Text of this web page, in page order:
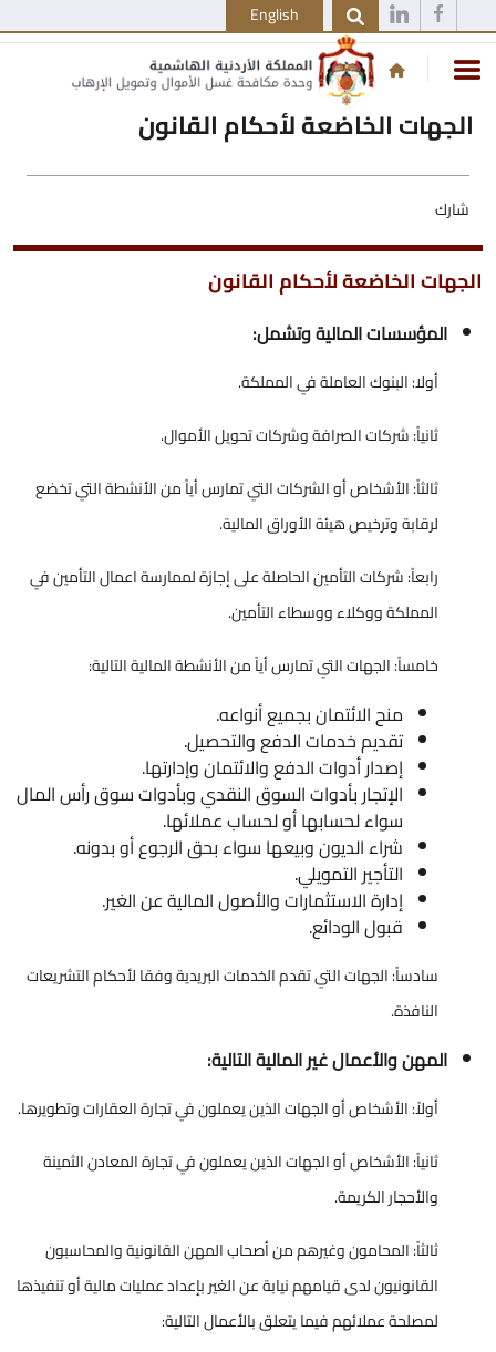
English
الجهات الخاضعة لأحكام القانون
شارك
الجهات الخاضعة لأحكام القانون
المؤسسات المالية وتشمل:
أولا: البنوك العاملة في المملكة.
ثانياً: شركات الصرافة وشركات تحويل الأموال.
ثالثاً: الأشخاص أو الشركات التي تمارس أياً من الأنشطة التي تخضع
لرقابة وترخيص هيئة الأوراق المالية.
رابعاً: شركات التأمين الحاصلة على إجازة لممارسة اعمال التأمين في
المملكة ووكلاء ووسطاء التأمين.
خامساً: الجهات التي تمارس أياً من الأنشطة المالية التالية:
منح الائتمان بجميع أنواعه.
تقديم خدمات الدفع والتحصيل.
إصدار أدوات الدفع والائتمان وإدارتها.
الإتجار بأدوات السوق النقدي وبأدوات سوق رأس المال
سواء لحسابها أو لحساب عملائها.
شراء الديون وبيعها سواء بحق الرجوع أو بدونه.
التأجير التمويلي.
إدارة الاستثمارات والأصول المالية عن الغير.
قبول الودائع.
سادساً: الجهات التي تقدم الخدمات البريدية وفقا لأحكام التشريعات
النافذة.
المهن والأعمال غير المالية التالية:
أولاً: الأشخاص أو الجهات الذين يعملون في تجارة العقارات وتطويرها.
ثانياً: الأشخاص أو الجهات الذين يعملون في تجارة المعادن الثمينة
والأحجار الكريمة.
ثالثاً: المحامون وغيرهم من أصحاب المهن القانونية والمحاسبون
القانونيون لدى قيامهم نيابة عن الغير بإعداد عمليات مالية أو تنفيذها
لمصلحة عملائهم فيما يتعلق بالأعمال التالية: